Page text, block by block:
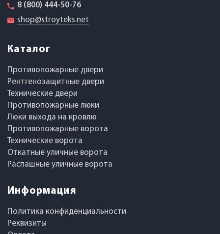
8 (800) 444-50-76
shop@stroyteks.net
Каталог
Противопожарные двери
Рентгенозащитные двери
Технические двери
Противопожарные люки
Люки выхода на кровлю
Противопожарные ворота
Технические ворота
Откатные уличные ворота
Распашные уличные ворота
Информация
Политика конфиденциальности
Реквизиты